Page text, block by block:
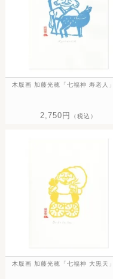
木版画 加藤光穂「七福神 寿老人」
2,750円 （税込）
木版画 加藤光穂「七福神 大黒天」